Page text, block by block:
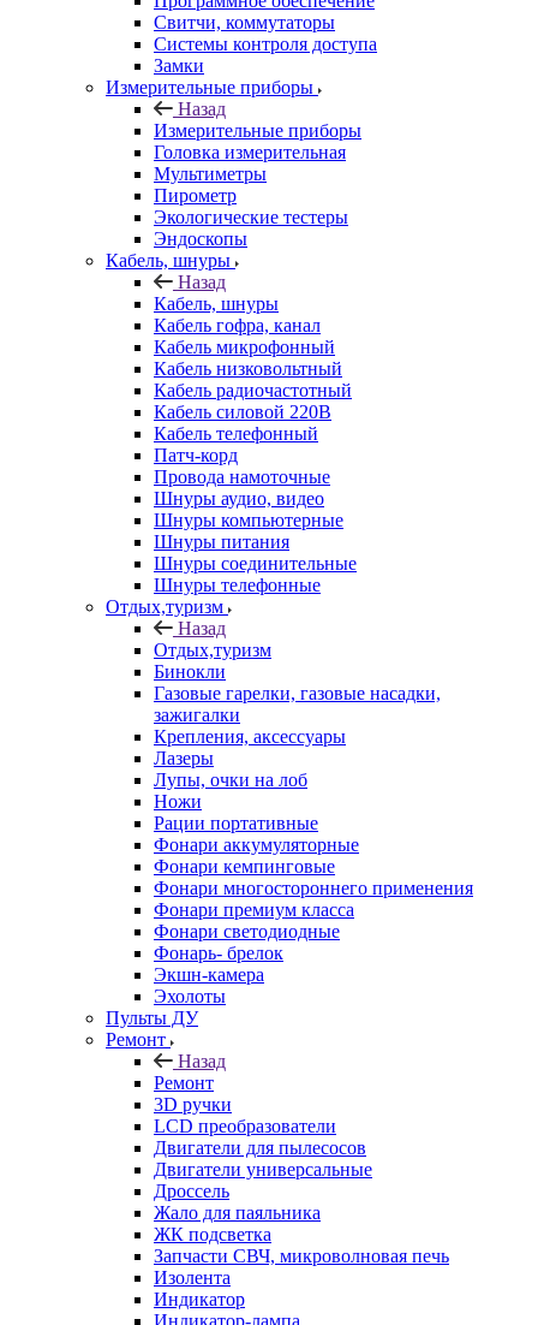
Свитчи, коммутаторы
Системы контроля доступа
Замки
Измерительные приборы
Назад
Измерительные приборы
Головка измерительная
Мультиметры
Пирометр
Экологические тестеры
Эндоскопы
Кабель, шнуры
Назад
Кабель, шнуры
Кабель гофра, канал
Кабель микрофонный
Кабель низковольтный
Кабель радиочастотный
Кабель силовой 220В
Кабель телефонный
Патч-корд
Провода намоточные
Шнуры аудио, видео
Шнуры компьютерные
Шнуры питания
Шнуры соединительные
Шнуры телефонные
Отдых,туризм
Назад
Отдых,туризм
Бинокли
Газовые гарелки, газовые насадки,
зажигалки
Крепления, аксессуары
Лазеры
Лупы, очки на лоб
Ножи
Рации портативные
Фонари аккумуляторные
Фонари кемпинговые
Фонари многостороннего применения
Фонари премиум класса
Фонари светодиодные
Фонарь- брелок
Экшн-камера
Эхолоты
Пульты ДУ
Ремонт
Назад
Ремонт
3D ручки
LCD преобразователи
Двигатели для пылесосов
Двигатели универсальные
Дроссель
Жало для паяльника
ЖК подсветка
Запчасти СВЧ, микроволновая печь
Изолента
Индикатор
Индикатор-лампа